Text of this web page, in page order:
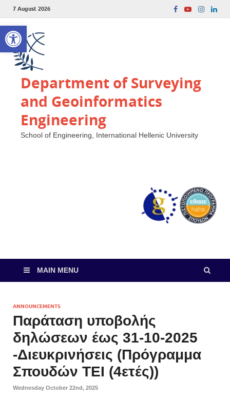
Open toolbar
7 August 2026
Department of Surveying
and Geoinformatics
Engineering
School of Engineering, International Hellenic University
MAIN MENU
ANNOUNCEMENTS
Παράταση υποβολής
δηλώσεων έως 31-10-2025
-Διευκρινήσεις (Πρόγραμμα
Σπουδών ΤΕΙ (4ετές))
Wednesday October 22nd, 2025